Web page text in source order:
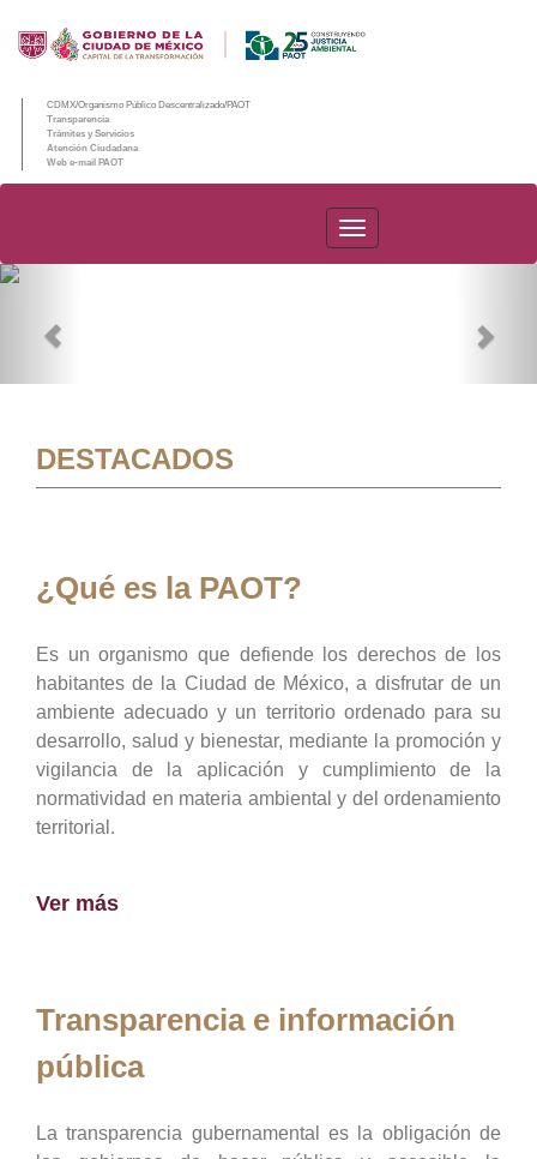
CDMX/Organismo Público Descentralizado/PAOT
Transparencia
Trámites y Servicios
Atención Ciudadana
Web e-mail PAOT
PAOT
DESTACADOS
¿Qué es la PAOT?
Es un organismo que defiende los derechos de los
habitantes de la Ciudad de México, a disfrutar de un
ambiente adecuado y un territorio ordenado para su
desarrollo, salud y bienestar, mediante la promoción y
vigilancia de la aplicación y cumplimiento de la
normatividad en materia ambiental y del ordenamiento
territorial.
Ver más
Transparencia e información
pública
La transparencia gubernamental es la obligación de